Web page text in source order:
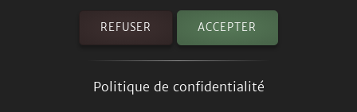
REFUSER ACCEPTER
Politique de confidentialité